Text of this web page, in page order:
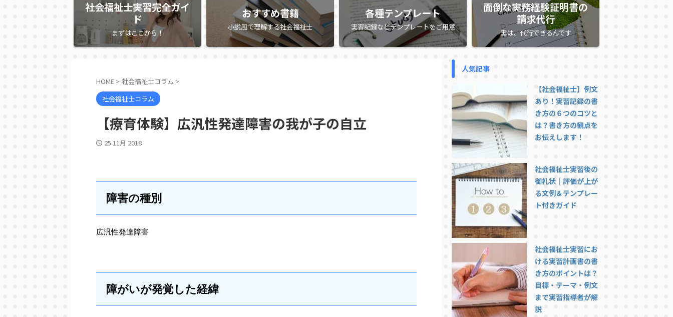
社会福祉士実習完全ガイ
ド
まずはここから！
おすすめ書籍
小説風で理解する社会福祉士
各種テンプレート
実習記録などテンプレートをご用意
面倒な実務経験証明書の
請求代行
実は、代行できるんです
HOME > 社会福祉士コラム >
社会福祉士コラム
【療育体験】広汎性発達障害の我が子の自立
25 11月 2018
障害の種別
広汎性発達障害
障がいが発覚した経緯
人気記事
【社会福祉士】例文
あり！実習記録の書
き方の６つのコツと
は？書き方の観点を
お伝えします！
社会福祉士実習後の
御礼状｜評価が上が
る文例＆テンプレー
ト付きガイド
社会福祉士実習にお
ける実習計画書の書
き方のポイントは？
目標・テーマ・例文
まで実習指導者が解
説